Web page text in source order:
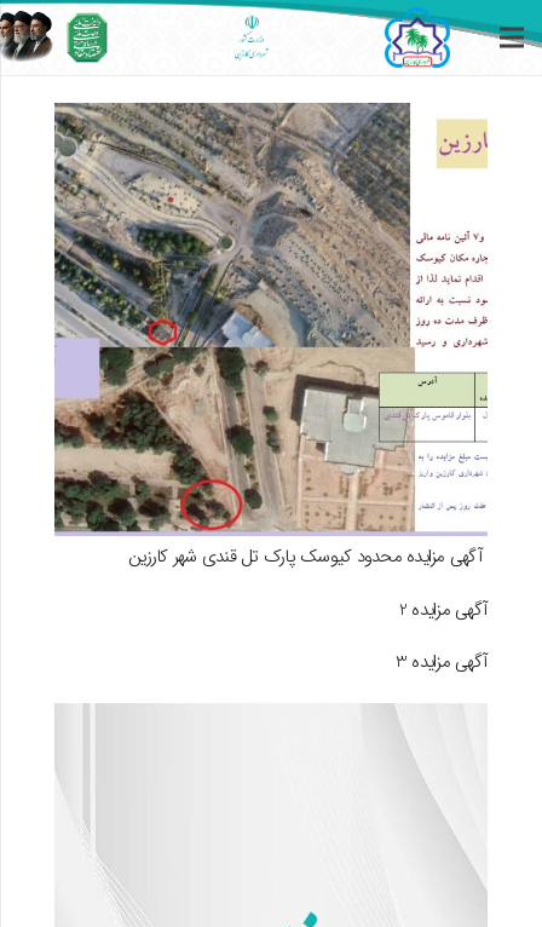
آگهی مزایده محدود کیوسک پارک تل قندی شهر کارزین
آگهی مزایده 2
آگهی مزایده 3